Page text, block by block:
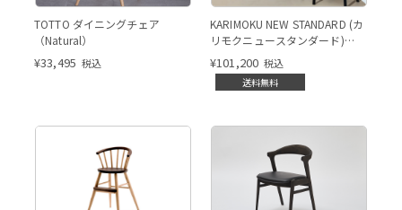
TOTTO ダイニングチェア
（Natural）
¥33,495 税込
KARIMOKU NEW STANDARD (カ
リモクニュースタンダード)
CASTOR（キャストール）アー
ムチェア プラスパッド
¥101,200 税込
送料無料